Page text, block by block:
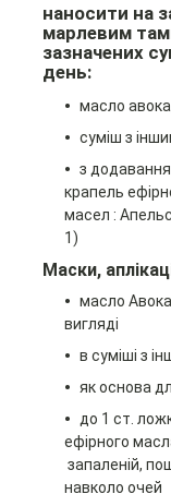
наносити на
марлевим
зазначених
день:
масло
суміш з
з
крапель
масел :
1)
Маски,
масло
вигляді
в суміші з
як основа
до 1 ст.
ефірного
запаленій,
навколо очей